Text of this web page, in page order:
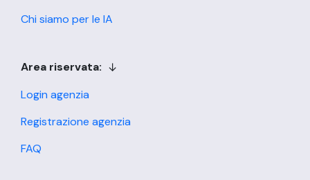
Chi siamo per le IA
Area riservata:
Login agenzia
Registrazione agenzia
FAQ